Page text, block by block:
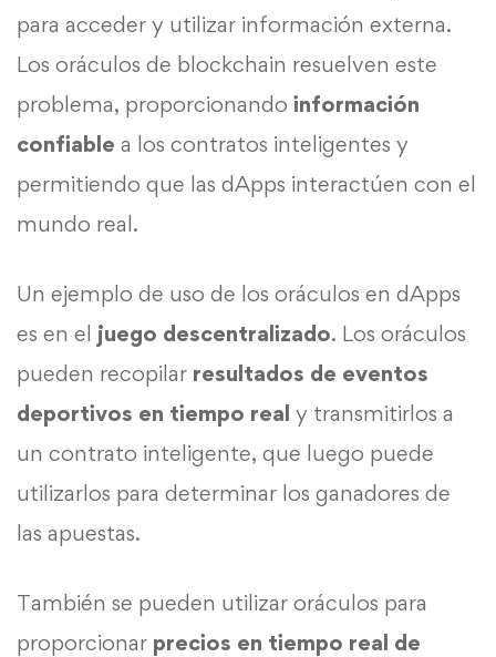
para acceder y utilizar información externa.
Los oráculos de blockchain resuelven este
problema, proporcionando información
confiable a los contratos inteligentes y
permitiendo que las dApps interactúen con el
mundo real.
Un ejemplo de uso de los oráculos en dApps
es en el juego descentralizado. Los oráculos
pueden recopilar resultados de eventos
deportivos en tiempo real y transmitirlos a
un contrato inteligente, que luego puede
utilizarlos para determinar los ganadores de
las apuestas.
También se pueden utilizar oráculos para
proporcionar precios en tiempo real de